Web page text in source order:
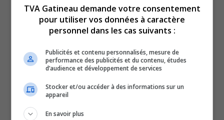
prévu pour vous faire profiter des plaisirs d’hiver en
famille! Dès le 28 février, des événements gratuits
comme la projection du filmKina et Yuket une
journée d’animations à la marina d’Aylmer lanceront
les festivités. Au programme : DJ, structures
TVA Gatineau demande votre consentement
pour utiliser vos données à caractère
personnel dans les cas suivants :
Publicités et contenu personnalisés, mesure de
performance des publicités et du contenu, études
d’audience et développement de services
Stocker et/ou accéder à des informations sur un
appareil
En savoir plus